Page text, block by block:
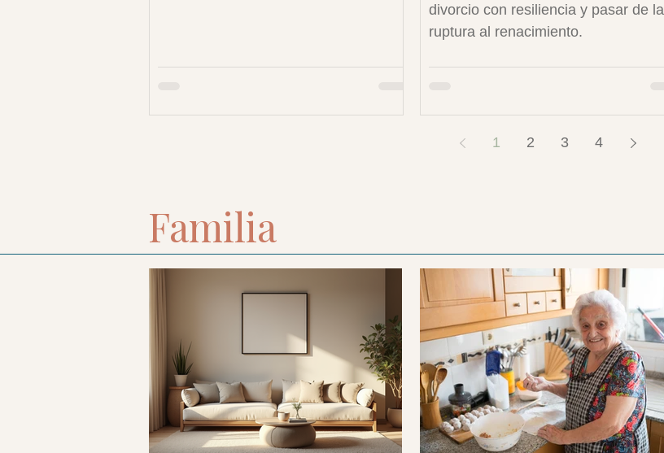
divorcio con resiliencia y pasar de la
ruptura al renacimiento.
1 2 3 4
Familia